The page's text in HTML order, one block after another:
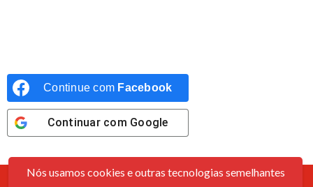
Continue com Facebook
Continuar com Google
Nós usamos cookies e outras tecnologias semelhantes